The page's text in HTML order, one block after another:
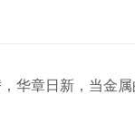
章日新，当金属